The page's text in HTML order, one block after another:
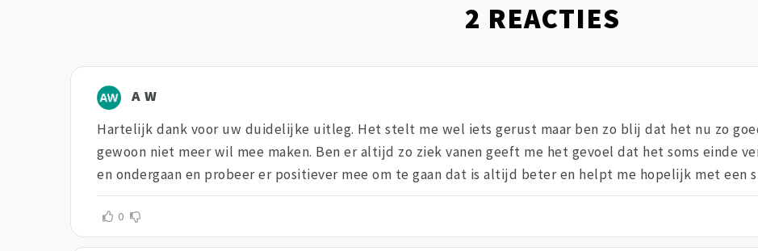
2 REACTIES
A W
Hartelijk dank voor uw duidelijke uitleg. Het stelt me wel iets gerust maar ben zo blij dat het nu zo
gewoon niet meer wil mee maken. Ben er altijd zo ziek vanen geeft me het gevoel dat het soms einde
en ondergaan en probeer er positiever mee om te gaan dat is altijd beter en helpt me hopelijk met een
0